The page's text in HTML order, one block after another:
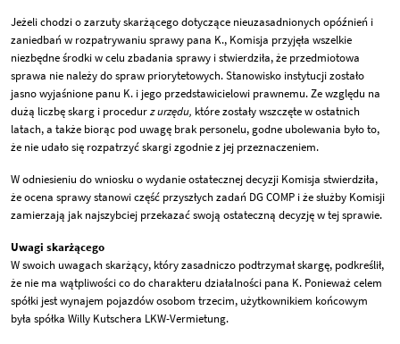
Jeżeli chodzi o zarzuty skarżącego dotyczące nieuzasadnionych opóźnień i
zaniedbań w rozpatrywaniu sprawy pana K., Komisja przyjęła wszelkie
niezbędne środki w celu zbadania sprawy i stwierdziła, że przedmiotowa
sprawa nie należy do spraw priorytetowych. Stanowisko instytucji zostało
jasno wyjaśnione panu K. i jego przedstawicielowi prawnemu. Ze względu na
dużą liczbę skarg i procedurz urzędu, które zostały wszczęte w ostatnich
latach, a także biorąc pod uwagę brak personelu, godne ubolewania było to,
że nie udało się rozpatrzyć skargi zgodnie z jej przeznaczeniem.
W odniesieniu do wniosku o wydanie ostatecznej decyzji Komisja stwierdziła,
że ocena sprawy stanowi część przyszłych zadań DG COMP i że służby Komisji
zamierzają jak najszybciej przekazać swoją ostateczną decyzję w tej sprawie.
Uwagi skarżącego
W swoich uwagach skarżący, który zasadniczo podtrzymał skargę, podkreślił,
że nie ma wątpliwości co do charakteru działalności pana K. Ponieważ celem
spółki jest wynajem pojazdów osobom trzecim, użytkownikiem końcowym
była spółka Willy Kutschera LKW-Vermietung.